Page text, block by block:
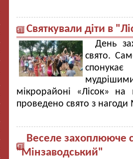
Святкували діти в
День
свято.
мікрорайоні «Лісок»
проведено свято з нагоди
Веселе захоплююче
"Мінзаводський"